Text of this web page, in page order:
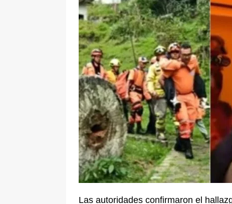
[ 5 de agosto de 2026 ] La historia
Espriella: tradición, simbolismo y el
ÚLTIMO
Las autoridades confirmaron el